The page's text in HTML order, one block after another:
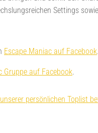
Settings
Escape Maniac auf Facebook.
Gruppe auf Facebook.
persönlichen Toplist